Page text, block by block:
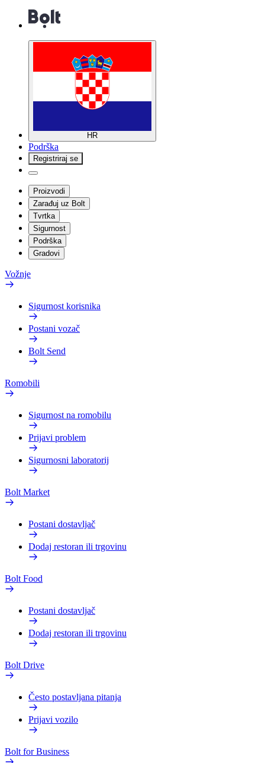
HR
Podrška
Registriraj se
Proizvodi
Zarađuj uz Bolt
Tvrtka
Sigurnost
Podrška
Gradovi
Vožnje
Sigurnost korisnika
Postani vozač
Bolt Send
Romobili
Sigurnost na romobilu
Prijavi problem
Sigurnosni laboratorij
Bolt Market
Postani dostavljač
Dodaj restoran ili trgovinu
Bolt Food
Postani dostavljač
Dodaj restoran ili trgovinu
Bolt Drive
Često postavljana pitanja
Prijavi vozilo
Bolt for Business